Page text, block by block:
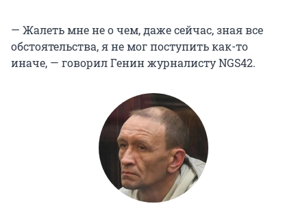
— Жалеть мне не о чем, даже сейчас, зная все
обстоятельства, я не мог поступить как-то
иначе, — говорил Генин журналисту NGS42.